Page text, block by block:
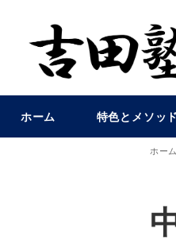
ホーム 特色とメソッド
ホーム